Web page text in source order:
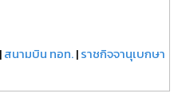
|สนามบิน ทอท.|ราชกิจจานุเบกษา